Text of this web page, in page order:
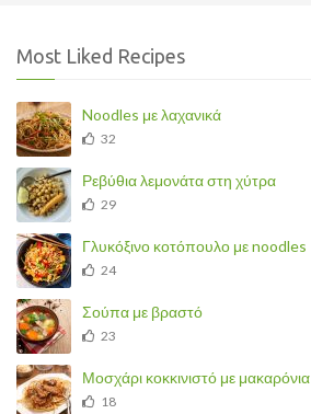
Most Liked Recipes
Noodles με λαχανικά
32
Ρεβύθια λεμονάτα στη χύτρα
29
Γλυκόξινο κοτόπουλο με noodles
24
Σούπα με βραστό
23
Μοσχάρι κοκκινιστό με μακαρόνια
18